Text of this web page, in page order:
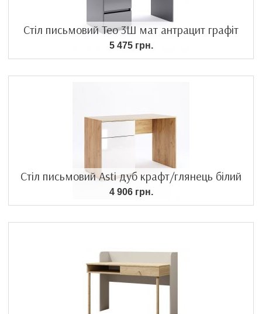
Стіл письмовий Teo 3Ш мат антрацит графіт
5 475 грн.
Стіл письмовий Asti дуб крафт/глянець білий
4 906 грн.